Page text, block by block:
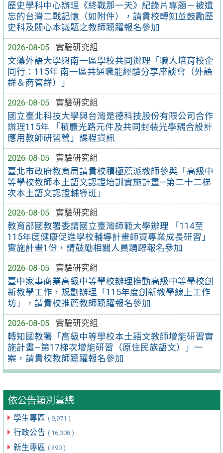
歷史學科中心辦理《終戰那一天》紀錄片專題－被遺
忘的台灣二戰記憶（如附件），請貴校轉知並鼓勵歷
史科及關心本議題之教師踴躍報名參加
2026-08-05
實驗研究組
文藻外語大學與南一區學校共同辦理「職人培育校企
同行：115年 南一區共通職能經驗分享座談會（外語
群＆商管群）」
2026-08-05
實驗研究組
國立臺北科技大學與台灣是德科技股份有限公司合作
辦理115年 「積體光路元件及共同封裝光學耦合設計
應用教師研習營」課程資訊
2026-08-05
實驗研究組
臺北市政府教育局請貴校積極薦派教師參與「高級中
等學校教師本土語文認證培訓實施計畫—第二十二梯
次本土語文認證輔導班」
2026-08-05
實驗研究組
教育部國教署委請國立臺灣師範大學辦理 「114至
115年度健康促進學校輔導計畫師資專業成長研習」
實施計畫1份，請鼓勵相關人員踴躍報名參加
2026-08-05
實驗研究組
臺中家事商業高級中等學校辦理推動高級中等學校創
新教學工作，規劃辦理「115年度創新教學線上工作
坊」，請貴校推薦教師踴躍報名參加
2026-08-05
實驗研究組
轉知國教署「高級中等學校本土語文教師增能研習實
施計畫—第17梯次增能研習（原住民族語文）」一
案，請貴校教師踴躍報名參加
依公告類別彙總
學生專區 ( 9,971 )
行政公告 ( 16,308 )
新生專區 ( 390 )